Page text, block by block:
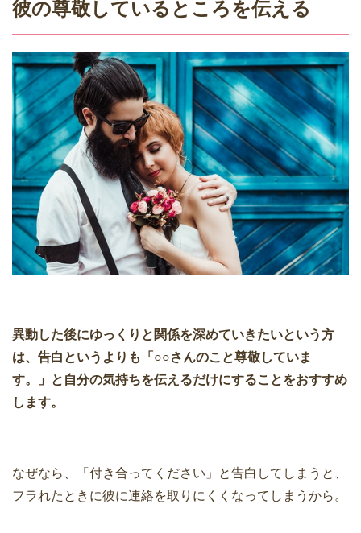
彼の尊敬しているところを伝える
異動した後にゆっくりと関係を深めていきたいという方
は、告白というよりも「○○さんのこと尊敬していま
す。」と自分の気持ちを伝えるだけにすることをおすすめ
します。
なぜなら、「付き合ってください」と告白してしまうと、
フラれたときに彼に連絡を取りにくくなってしまうから。